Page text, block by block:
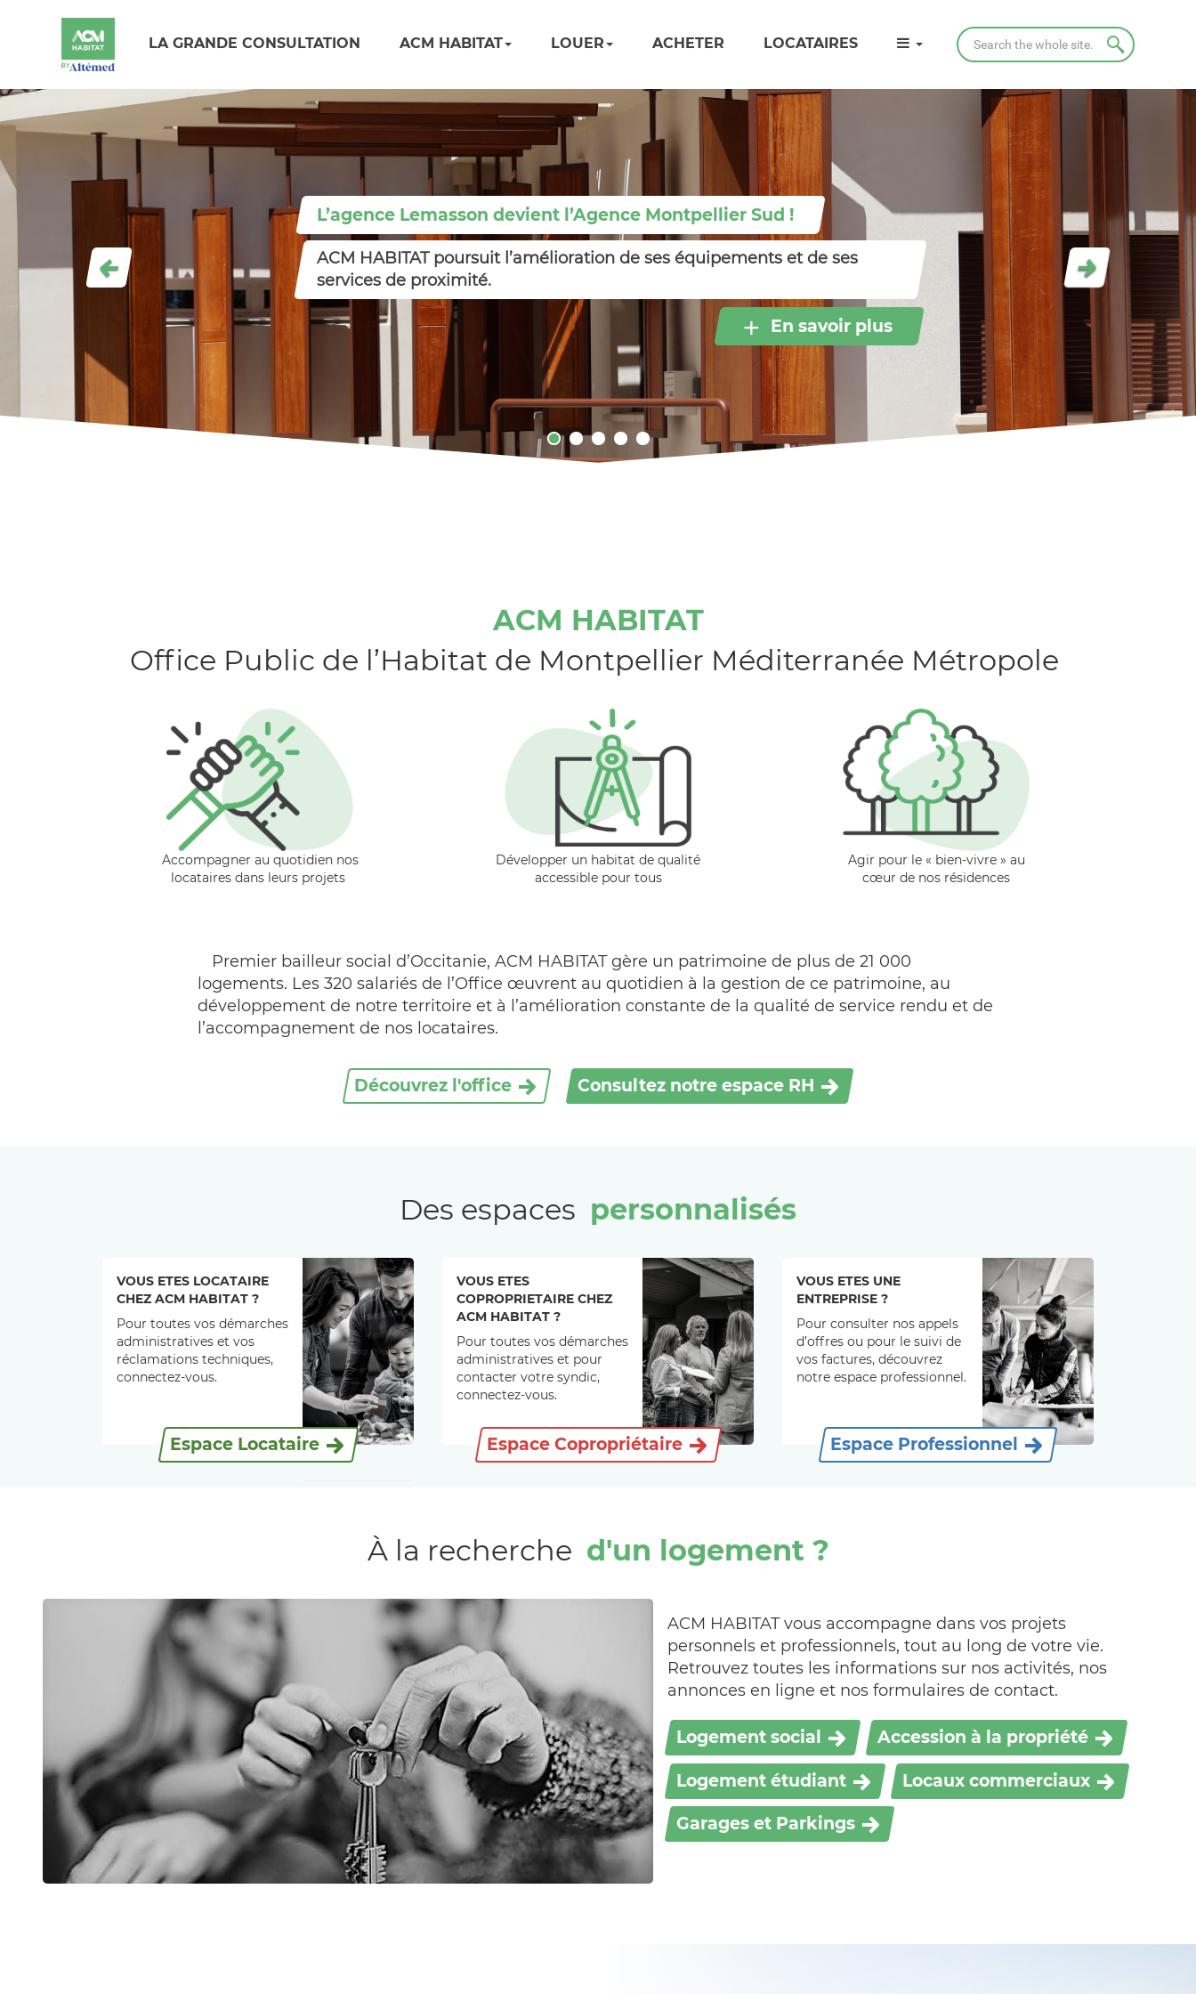
LA GRANDE CONSULTATION ACM HABITAT LOUER ACHETER LOCATAIRES Search
Previous
L’agence Lemasson devient l’Agence Montpellier Sud !
ACM HABITAT poursuit l’amélioration de ses équipements et de ses
services de proximité.
+ En savoir plus
Next
ACM HABITAT
Office Public de l’Habitat de Montpellier Méditerranée Métropole
Accompagner au quotidien nos
locataires dans leurs projets
Développer un habitat de qualité
accessible pour tous
Agir pour le « bien-vivre » au
cœur de nos résidences
Premier bailleur social d’Occitanie, ACM HABITAT gère un patrimoine de plus de 21 000
logements. Les 320 salariés de l’Office œuvrent au quotidien à la gestion de ce patrimoine, au
développement de notre territoire et à l’amélioration constante de la qualité de service rendu et de
l’accompagnement de nos locataires.
Découvrez l'office Consultez notre espace RH
Des espaces personnalisés
VOUS ETES LOCATAIRE
CHEZ ACM HABITAT ?
Pour toutes vos démarches
administratives et vos
réclamations techniques,
connectez-vous.
Espace Locataire
VOUS ETES
COPROPRIETAIRE CHEZ
ACM HABITAT ?
Pour toutes vos démarches
administratives et pour
contacter votre syndic,
connectez-vous.
Espace Copropriétaire
VOUS ETES UNE
ENTREPRISE ?
Pour consulter nos appels
d’offres ou pour le suivi de
vos factures, découvrez
notre espace professionnel.
Espace Professionnel
À la recherche d'un logement ?
ACM HABITAT vous accompagne dans vos projets
personnels et professionnels, tout au long de votre vie.
Retrouvez toutes les informations sur nos activités, nos
annonces en ligne et nos formulaires de contact.
Logement social Accession à la propriété
Logement étudiant Locaux commerciaux
Garages et Parkings